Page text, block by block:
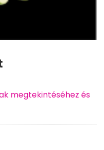
megtekintéséhez és